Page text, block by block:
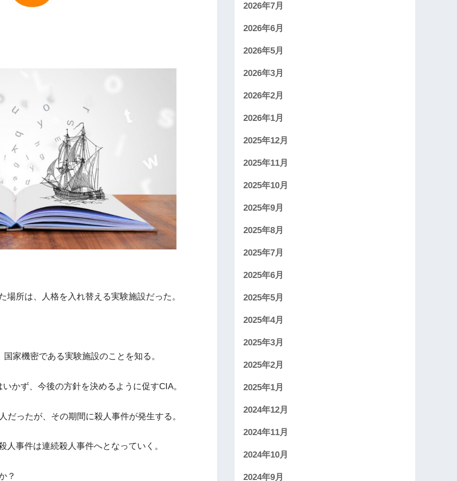
所は、人格を入れ替える実験施設だった。
家機密である実験施設のことを知る。
かず、今後の方針を決めるように促すCIA。
ったが、その期間に殺人事件が発生する。
事件は連続殺人事件へとなっていく。
？
2026年7月
2026年6月
2026年5月
2026年3月
2026年2月
2026年1月
2025年12月
2025年11月
2025年10月
2025年9月
2025年8月
2025年7月
2025年6月
2025年5月
2025年4月
2025年3月
2025年2月
2025年1月
2024年12月
2024年11月
2024年10月
2024年9月